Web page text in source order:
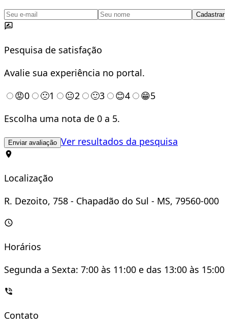
Cadastrar
Pesquisa de satisfação
Avalie sua experiência no portal.
😡0 🙁1 😐2 🙂3 😊4 😁5
Escolha uma nota de 0 a 5.
Enviar avaliação Ver resultados da pesquisa
Localização
R. Dezoito, 758 - Chapadão do Sul - MS, 79560-000
Horários
Segunda a Sexta: 7:00 às 11:00 e das 13:00 às 15:00
Contato